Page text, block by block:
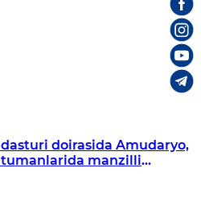
doirasida Amudaryo,
tumanlarida manzilli